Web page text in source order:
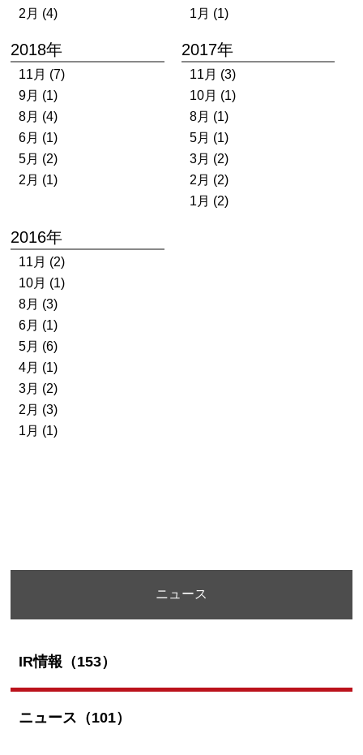
2月 (4)
1月 (1)
2018年
11月 (7)
9月 (1)
8月 (4)
6月 (1)
5月 (2)
2月 (1)
2017年
11月 (3)
10月 (1)
8月 (1)
5月 (1)
3月 (2)
2月 (2)
1月 (2)
2016年
11月 (2)
10月 (1)
8月 (3)
6月 (1)
5月 (6)
4月 (1)
3月 (2)
2月 (3)
1月 (1)
ニュース
IR情報（153）
ニュース（101）